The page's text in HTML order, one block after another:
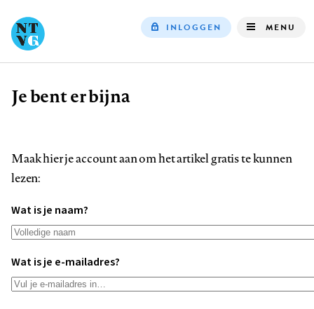
INLOGGEN MENU
Kruimelpad
Je bent er bijna
Maak hier je account aan om het artikel gratis te kunnen
lezen:
Wat is je naam?
Wat is je e-mailadres?